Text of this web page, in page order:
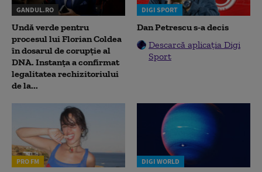
GANDUL.RO
Undă verde pentru
procesul lui Florian Coldea
în dosarul de corupție al
DNA. Instanța a confirmat
legalitatea rechizitoriului
de la...
DIGI SPORT
Dan Petrescu s-a decis
Descarcă aplicația Digi
Sport
PRO FM DIGI WORLD